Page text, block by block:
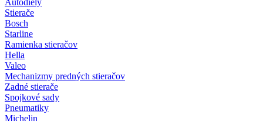
Autodiely
Stierače
Bosch
Starline
Ramienka stieračov
Hella
Valeo
Mechanizmy predných stieračov
Zadné stierače
Spojkové sady
Pneumatiky
Michelin